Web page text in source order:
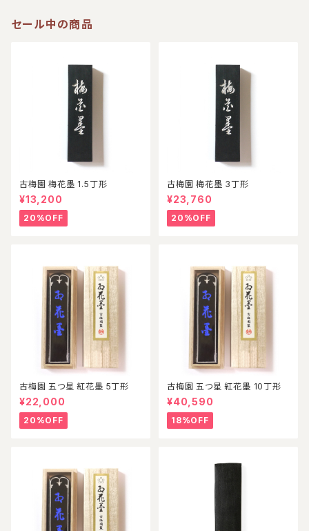
セール中の商品
古梅園 梅花墨 1.5丁形
¥13,200
20%OFF
古梅園 梅花墨 3丁形
¥23,760
20%OFF
古梅園 五つ星 紅花墨 5丁形
¥22,000
20%OFF
古梅園 五つ星 紅花墨 10丁形
¥40,590
18%OFF